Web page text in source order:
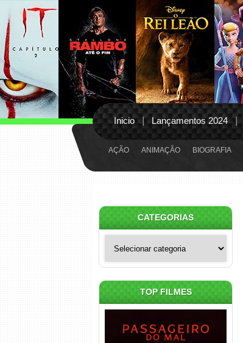
Inicio Lançamentos 2024
AÇÃO ANIMAÇÃO BIOGRAFIA
CATEGORIAS
TOP FILMES